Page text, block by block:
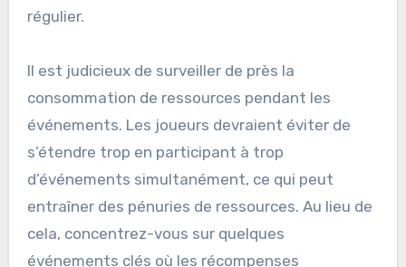
régulier.
Il est judicieux de surveiller de près la
consommation de ressources pendant les
événements. Les joueurs devraient éviter de
s’étendre trop en participant à trop
d’événements simultanément, ce qui peut
entraîner des pénuries de ressources. Au lieu de
cela, concentrez-vous sur quelques
événements clés où les récompenses